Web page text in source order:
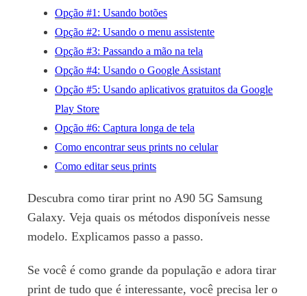
Opção #1: Usando botões
Opção #2: Usando o menu assistente
Opção #3: Passando a mão na tela
Opção #4: Usando o Google Assistant
Opção #5: Usando aplicativos gratuitos da Google
Play Store
Opção #6: Captura longa de tela
Como encontrar seus prints no celular
Como editar seus prints
Descubra como tirar print no A90 5G Samsung
Galaxy. Veja quais os métodos disponíveis nesse
modelo. Explicamos passo a passo.
Se você é como grande da população e adora tirar
print de tudo que é interessante, você precisa ler o